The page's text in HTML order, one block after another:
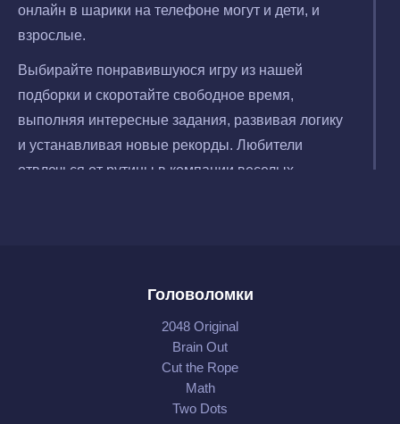
онлайн в шарики на телефоне могут и дети, и
взрослые.
Выбирайте понравившуюся игру из нашей
подборки и скоротайте свободное время,
выполняя интересные задания, развивая логику
и устанавливая новые рекорды. Любители
отвлечься от рутины в компании веселых
Головоломки
2048 Original
Brain Out
Cut the Rope
Math
Two Dots